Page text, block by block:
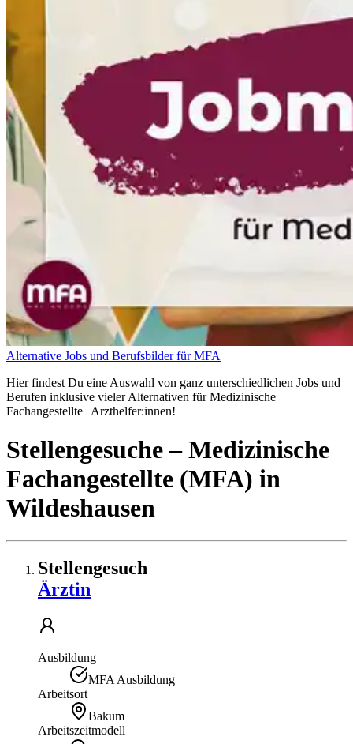
Alternative Jobs und Berufsbilder für MFA
Hier findest Du eine Auswahl von ganz unterschiedlichen Jobs und
Berufen inklusive vieler Alternativen für Medizinische
Fachangestellte | Arzthelfer:innen!
Stellengesuche– Medizinische
Fachangestellte (MFA) in
Wildeshausen
Stellengesuch
Ärztin
Ausbildung
MFA Ausbildung
Arbeitsort
Bakum
Arbeitszeitmodell